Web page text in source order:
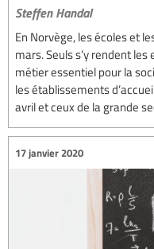
Steffen Handal
En Norvège, les écoles et
mars. Seuls s’y rendent
métier essentiel pour la
les établissements
avril et ceux de la grande
17 janvier 2020